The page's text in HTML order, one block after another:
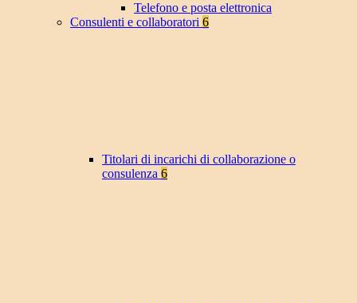
Telefono e posta elettronica
Consulenti e collaboratori 6
Titolari di incarichi di collaborazione o
consulenza 6